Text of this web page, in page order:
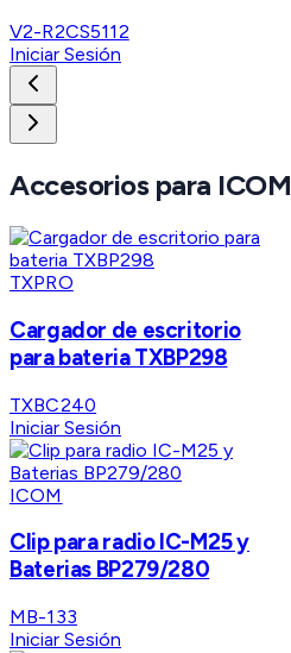
V2-R2CS5112
Iniciar Sesión
Accesorios para ICOM
TXPRO
Cargador de escritorio
para bateria TXBP298
TXBC240
Iniciar Sesión
ICOM
Clip para radio IC-M25 y
Baterias BP279/280
MB-133
Iniciar Sesión